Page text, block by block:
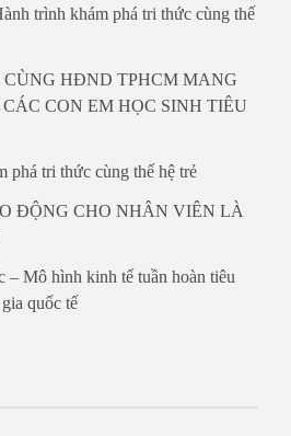
trình khám phá tri thức cùng thế
HĐND TPHCM MANG
CON EM HỌC SINH TIÊU
phá tri thức cùng thế hệ trẻ
ĐỘNG CHO NHÂN VIÊN LÀ
Mô hình kinh tế tuần hoàn tiêu
quốc tế